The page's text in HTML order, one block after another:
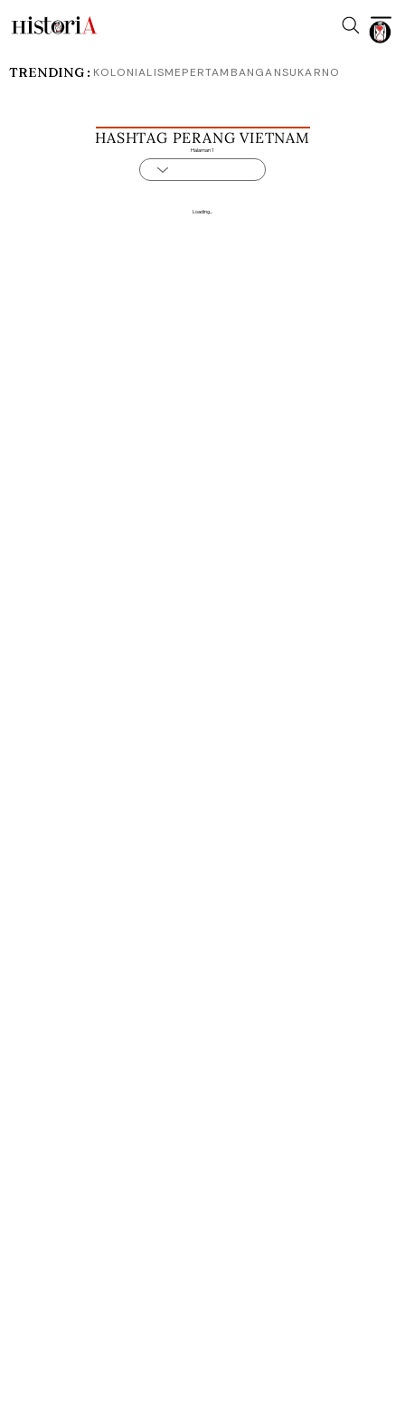
HASHTAG PERANG VIETNAM
Halaman 1
Loading...
TRENDING : KOLONIALISMEPERTAMBANGANSUKARNO